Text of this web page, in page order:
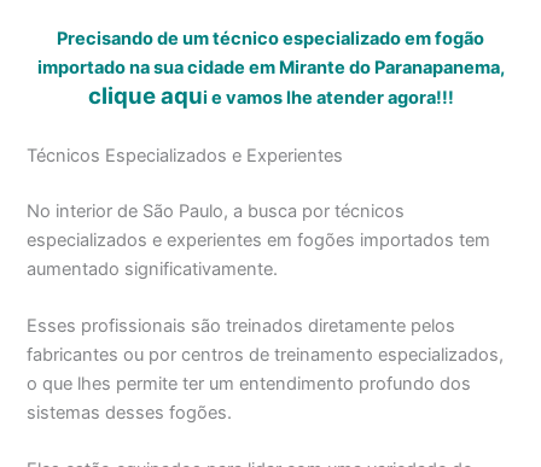
Precisando de um técnico especializado em fogão
importado na sua cidade em Mirante do Paranapanema,
clique aqui e vamos lhe atender agora!!!
Técnicos Especializados e Experientes
No interior de São Paulo, a busca por técnicos
especializados e experientes em fogões importados tem
aumentado significativamente.
Esses profissionais são treinados diretamente pelos
fabricantes ou por centros de treinamento especializados,
o que lhes permite ter um entendimento profundo dos
sistemas desses fogões.